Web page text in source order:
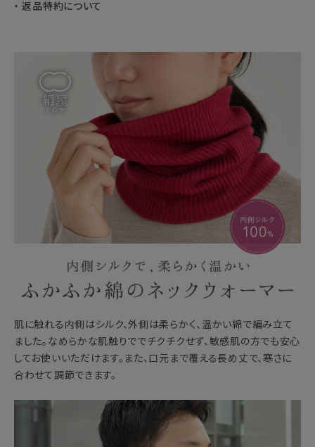
返品特約について
肌に触れる内側はシルク、外側は柔らかく、温かい綿で編み立て
ました。なめらかな肌触りででチクチクせず、敏感肌の方でも安心
してお使いいただけます。また、口元まで覆える長め丈で、寒さに
合わせて調節できます。